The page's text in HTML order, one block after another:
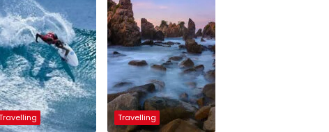
Travelling